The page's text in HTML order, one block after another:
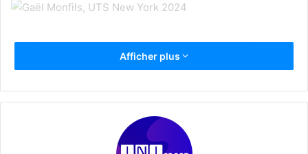
Le duo rejoindra Andrey Rublev et Alex de Minaur,
également qualifiés pour la finale de Londres. « Je suis
UTS. « Je suis en bonne forme, j’ai montré un excellent
tennis ces deux derniers jours, je me sens prêt pour New
York la semaine prochaine ». Auréolé de son sacre à New
Afficher plus